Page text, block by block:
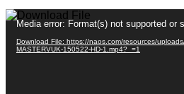
Прегледач
видео
записа
Media error: Format(s) not supported or
Download File: https://naos.com/resources/
MASTERVUK-150522-HD-1.mp4?_=1